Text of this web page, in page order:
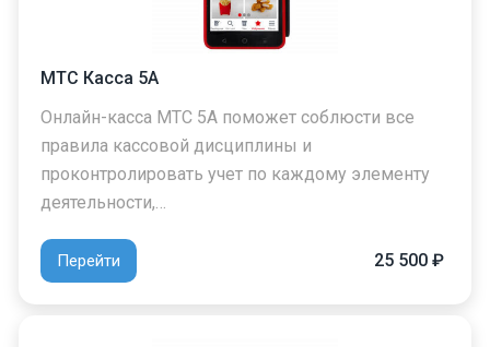
МТС Касса 5А
Онлайн-касса МТС 5А поможет соблюсти все
правила кассовой дисциплины и
проконтролировать учет по каждому элементу
деятельности,…
Перейти 25 500 ₽